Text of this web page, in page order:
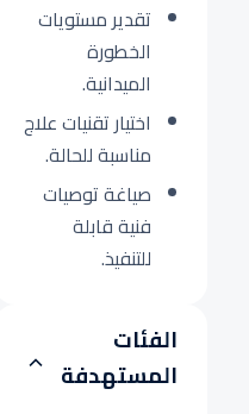
تقدير مستويات
الخطورة
الميدانية.
اختيار تقنيات علاج
مناسبة للحالة.
صياغة توصيات
فنية قابلة
للتنفيذ.
الفئات
المستهدفة